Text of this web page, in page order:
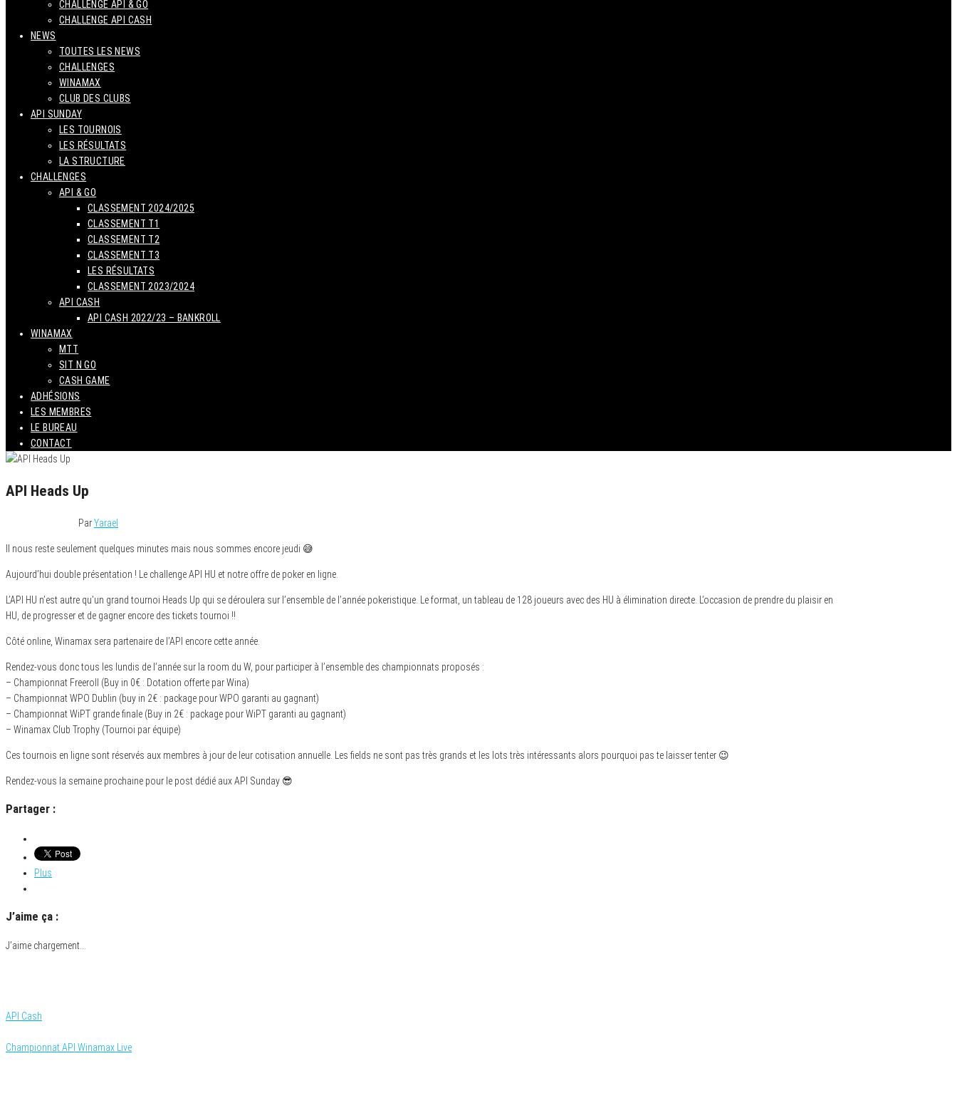
CHALLENGE API & GO
CHALLENGE API CASH
NEWS
TOUTES LES NEWS
CHALLENGES
WINAMAX
CLUB DES CLUBS
API SUNDAY
LES TOURNOIS
LES RÉSULTATS
LA STRUCTURE
CHALLENGES
API & GO
CLASSEMENT 2024/2025
CLASSEMENT T1
CLASSEMENT T2
CLASSEMENT T3
LES RÉSULTATS
CLASSEMENT 2023/2024
API CASH
API CASH 2022/23 – BANKROLL
WINAMAX
MTT
SIT N GO
CASH GAME
ADHÉSIONS
LES MEMBRES
LE BUREAU
CONTACT
API Heads Up
ParYarael
Il nous reste seulement quelques minutes mais nous sommes encore jeudi 😅
Aujourd’hui double présentation ! Le challenge API HU et notre offre de poker en ligne.
L’API HU n’est autre qu’un grand tournoi Heads Up qui se déroulera sur l’ensemble de l’année pokeristique. Le format, un tableau de 128 joueurs avec des HU à élimination directe. L’occasion de prendre du plaisir en
HU, de progresser et de gagner encore des tickets tournoi !!
Côté online, Winamax sera partenaire de l’API encore cette année.
Rendez-vous donc tous les lundis de l’année sur la room du W, pour participer à l’ensemble des championnats proposés :
– Championnat Freeroll (Buy in 0€ : Dotation offerte par Wina)
– Championnat WPO Dublin (buy in 2€ : package pour WPO garanti au gagnant)
– Championnat WiPT grande finale (Buy in 2€ : package pour WiPT garanti au gagnant)
– Winamax Club Trophy (Tournoi par équipe)
Ces tournois en ligne sont réservés aux membres à jour de leur cotisation annuelle. Les fields ne sont pas très grands et les lots très intéressants alors pourquoi pas te laisser tenter 😉
Rendez-vous la semaine prochaine pour le post dédié aux API Sunday 😎
Partager :
Plus
J’aime ça :
J’aime chargement…
API Cash
Championnat API Winamax Live